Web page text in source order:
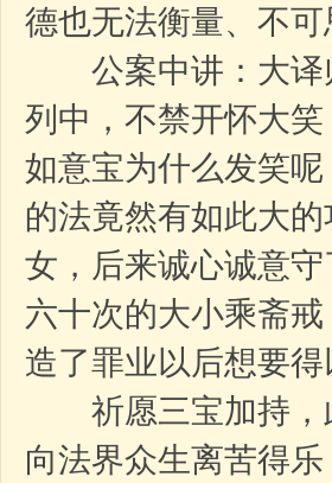
德也无法衡量、不可
公案中讲：大译
列中，不禁开怀大
如意宝为什么发笑
的法竟然有如此大
女，后来诚心诚意
六十次的大小乘斋
造了罪业以后想要
祈愿三宝加持，
向法界众生离苦得